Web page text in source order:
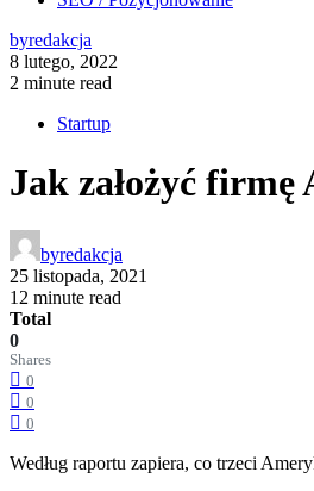
byredakcja
8 lutego, 2022
2 minute read
Startup
Jak założyć firmę
byredakcja
25 listopada, 2021
12 minute read
Total
0
Shares
0
0
0
Według raportu zapiera, co trzeci